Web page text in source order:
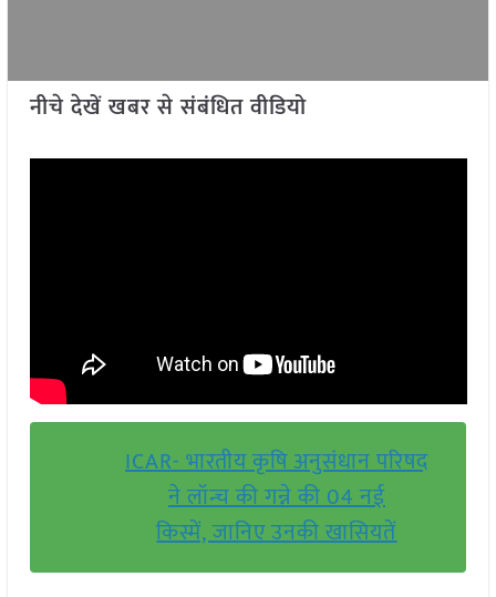
नीचे देखें खबर से संबंधित वीडियो
ICAR- भारतीय कृषि अनुसंधान परिषद
ने लॉन्च की गन्ने की 04 नई
किस्में, जानिए उनकी खासियतें